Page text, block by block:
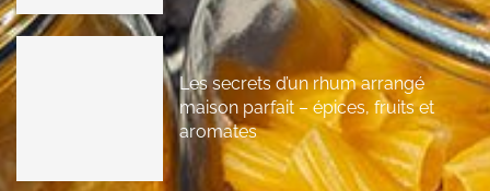
Les secrets d’un rhum arrangé
maison parfait – épices, fruits et
aromates